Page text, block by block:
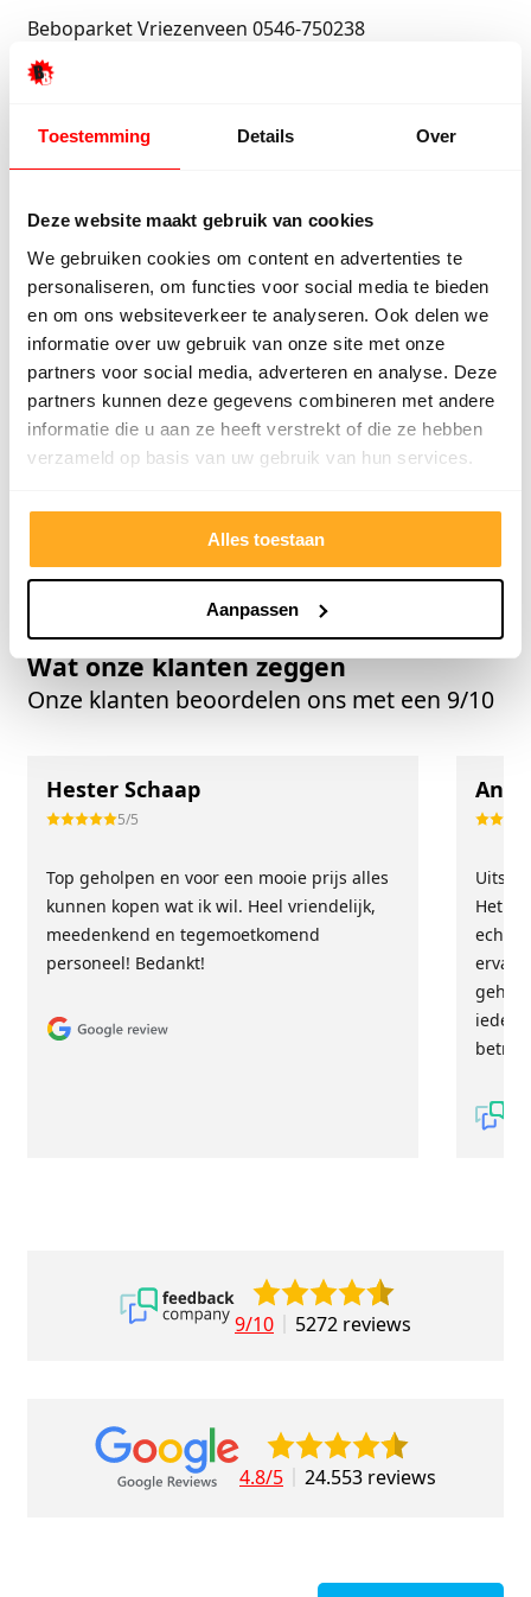
Toestemming Details Over
Deze website maakt gebruik van cookies
We gebruiken cookies om content en advertenties te
personaliseren, om functies voor social media te bieden
en om ons websiteverkeer te analyseren. Ook delen we
informatie over uw gebruik van onze site met onze
partners voor social media, adverteren en analyse. Deze
partners kunnen deze gegevens combineren met andere
informatie die u aan ze heeft verstrekt of die ze hebben
verzameld op basis van uw gebruik van hun services.
Alles toestaan
Aanpassen
Beboparket Vriezenveen 0546-750238
Voor het goedkoopste
laminaatoutlet Delft
Laminaat kopen Delft
Laminaatvloeren Delft
Goedkoop laminaatDelft
Meister laminaatDelft
Laminaatwinkels
Delft
Wat onze klanten zeggen
Onze klanten beoordelen ons met een 9/10
Hester Schaap
5/5
Top geholpen en voor een mooie prijs alles
kunnen kopen wat ik wil. Heel vriendelijk,
meedenkend en tegemoetkomend
personeel! Bedankt!
Het
echt
9/10 5272 reviews
4.8/5 24.553 reviews